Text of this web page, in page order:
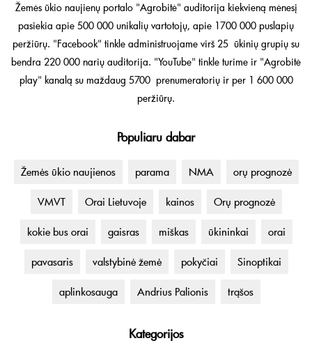
Žemės ūkio naujienų portalo "Agrobitė" auditorija kiekvieną mėnesį
pasiekia apie 500 000 unikalių vartotojų, apie 1700 000 puslapių
peržiūrų. "Facebook" tinkle administruojame virš 25 ūkinių grupių su
bendra 220 000 narių auditorija. "YouTube" tinkle turime ir "Agrobitė
play" kanalą su maždaug 5700 prenumeratorių ir per 1 600 000
peržiūrų.
Populiaru dabar
Žemės ūkio naujienos parama NMA orų prognozė
VMVT Orai Lietuvoje kainos Orų prognozė
kokie bus orai gaisras miškas ūkininkai orai
pavasaris valstybinė žemė pokyčiai Sinoptikai
aplinkosauga Andrius Palionis trąšos
Kategorijos